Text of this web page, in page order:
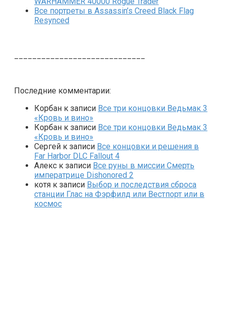
Все портреты в Assassin’s Creed Black Flag
Resynced
Последние комментарии:
Корбан к записи Все три концовки Ведьмак 3
«Кровь и вино»
Корбан к записи Все три концовки Ведьмак 3
«Кровь и вино»
Сергей к записи Все концовки и решения в
Far Harbor DLC Fallout 4
Алекс к записи Все руны в миссии Смерть
императрице Dishonored 2
котя к записи Выбор и последствия сброса
станции Глас на Фэрфилд или Вестпорт или в
космос